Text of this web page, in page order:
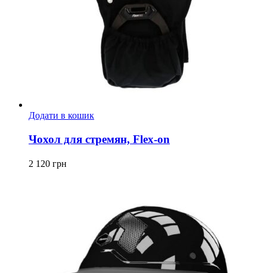
Додати в кошик
Чохол для стремян, Flex-on
2 120 грн